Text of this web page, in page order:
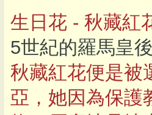
生日花 - 秋藏紅
5世紀的羅馬皇
秋藏紅花便是被
亞，她因為保護